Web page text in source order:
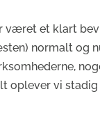
været et klart
normalt og
oplever vi